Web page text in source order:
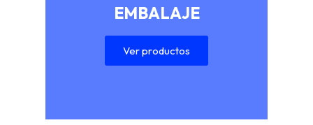
EMBALAJE
Ver productos